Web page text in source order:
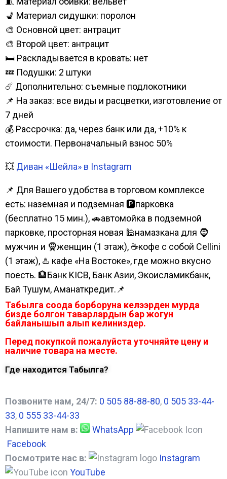
💺 Материал сидушки: поролон
🎨 Основной цвет: антрацит
🎨 Второй цвет: антрацит
🛏️ Раскладывается в кровать: нет
💤 Подушки: 2 штуки
☄️ Дополнительно: съемные подлокотники
📌 На заказ: все виды и расцветки, изготовление от
7 дней
💰 Рассрочка: да, через банк или да, +10% к
стоимости. Первоначальный взнос 50%
💥 Диван «Шейла» в Instagram
📌 Для Вашего удобства в торговом комплексе
есть: наземная и подземная 🅿парковка
(бесплатно 15 мин.), 🚗автомойка в подземной
парковке, просторная новая 🕌намазкана для 🧔
мужчин и 🧕женщин (1 этаж), ☕кофе с собой Cellini
(1 этаж), ♨️ кафе «На Востоке», где можно вкусно
поесть. 🏦Банк KICB, Банк Азии, Экоисламикбанк,
Бай Тушум, Аманаткредит.📌
Табылга соода борборуна келээрден мурда
бизде болгон таварлардын бар жогун
байланышып алып келиниздер.
Перед покупкой пожалуйста уточняйте цену и
наличие товара на месте.
Где находится Табылга?
Позвоните нам, 24/7: 0 505 88-88-80, 0 505 33-44-
33, 0 555 33-44-33
Напишите нам в:
WhatsApp
Facebook
Посмотрите нас в:
Instagram
YouTube